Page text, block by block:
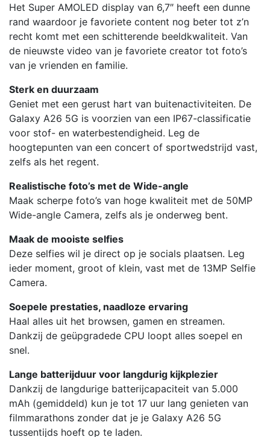
Het Super AMOLED display van 6,7″ heeft een dunne
rand waardoor je favoriete content nog beter tot z’n
recht komt met een schitterende beeldkwaliteit. Van
de nieuwste video van je favoriete creator tot foto’s
van je vrienden en familie.
Sterk en duurzaam
Geniet met een gerust hart van buitenactiviteiten. De
Galaxy A26 5G is voorzien van een IP67-classificatie
voor stof- en waterbestendigheid. Leg de
hoogtepunten van een concert of sportwedstrijd vast,
zelfs als het regent.
Realistische foto’s met de Wide-angle
Maak scherpe foto’s van hoge kwaliteit met de 50MP
Wide-angle Camera, zelfs als je onderweg bent.
Maak de mooiste selfies
Deze selfies wil je direct op je socials plaatsen. Leg
ieder moment, groot of klein, vast met de 13MP Selfie
Camera.
Soepele prestaties, naadloze ervaring
Haal alles uit het browsen, gamen en streamen.
Dankzij de geüpgradede CPU loopt alles soepel en
snel.
Lange batterijduur voor langdurig kijkplezier
Dankzij de langdurige batterijcapaciteit van 5.000
mAh (gemiddeld) kun je tot 17 uur lang genieten van
filmmarathons zonder dat je je Galaxy A26 5G
tussentijds hoeft op te laden.